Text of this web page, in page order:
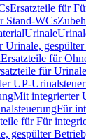
Ersatzteile für
Stand-WCs
Urinale
Urinale,
Ersatzteile für
für
UP-
Mit integrierter
Für
für Für
gespülter